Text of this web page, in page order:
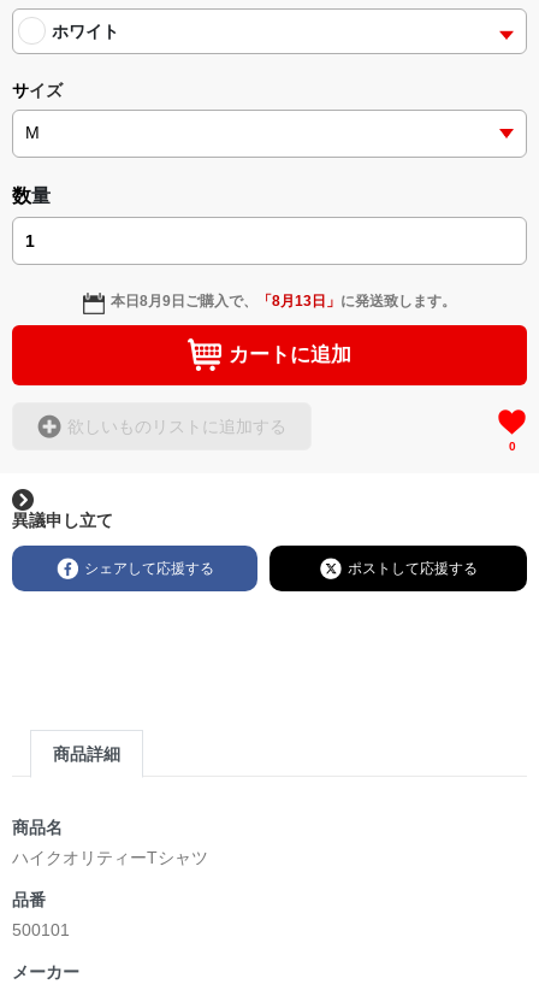
ホワイト
サイズ
数量
本日8月9日 ご購入で、 「8月13日 」 に発送致します。
カートに追加
欲しいものリストに追加する
0
異議申し立て
シェアして応援する ポストして応援する
商品詳細
商品名
ハイクオリティーTシャツ
品番
500101
メーカー